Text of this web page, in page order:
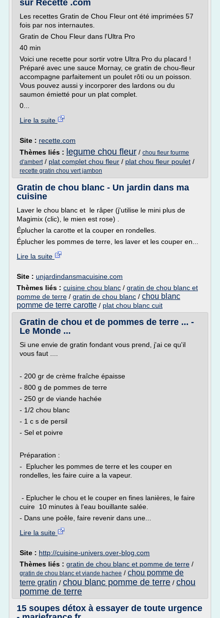
sur Recette .com
Les recettes Gratin de Chou Fleur ont été imprimées 57
fois par nos internautes.
Gratin de Chou Fleur dans l'Ultra Pro
40 min
Voici une recette pour sortir votre Ultra Pro du placard !
Préparé avec une sauce Mornay, ce gratin de chou-fleur
accompagne parfaitement un poulet rôti ou un poisson.
Vous pouvez aussi y incorporer des lardons ou du
saumon émietté pour un plat complet.
0...
Lire la suite
Site : recette.com
Thèmes liés : legume chou fleur / chou fleur fourme
d'ambert/ plat complet chou fleur / plat chou fleur poulet /
recette gratin chou vert jambon
Gratin de chou blanc - Un jardin dans ma
cuisine
Laver le chou blanc et le râper (j'utilise le mini plus de
Magimix (clic), le mien est rose) .
Éplucher la carotte et la couper en rondelles.
Éplucher les pommes de terre, les laver et les couper en...
Lire la suite
Site : unjardindansmacuisine.com
Thèmes liés : cuisine chou blanc / gratin de chou blanc et
pomme de terre / gratin de chou blanc / chou blanc
pomme de terre carotte / plat chou blanc cuit
Gratin de chou et de pommes de terre ... -
Le Monde ...
Si une envie de gratin fondant vous prend, j'ai ce qu'il
vous faut ....
- 200 gr de crème fraîche épaisse
- 800 g de pommes de terre
- 250 gr de viande hachée
- 1/2 chou blanc
- 1 c s de persil
- Sel et poivre
Préparation :
- Eplucher les pommes de terre et les couper en
rondelles, les faire cuire a la vapeur.
- Eplucher le chou et le couper en fines lanières, le faire
cuire 10 minutes à l'eau bouillante salée.
- Dans une poêle, faire revenir dans une...
Lire la suite
Site : http://cuisine-univers.over-blog.com
Thèmes liés : gratin de chou blanc et pomme de terre /
gratin de chou blanc et viande hachee / chou pomme de
terre gratin / chou blanc pomme de terre / chou
pomme de terre
15 soupes détox à essayer de toute urgence